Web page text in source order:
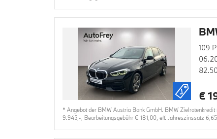
109
€
* Angebot der BMW Austria Bank GmbH. BMW
9.945,-, Bearbeitungsgebühr € 181,00, eff. Jahreszinssatz